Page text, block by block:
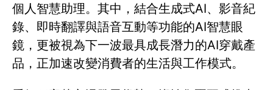
個人智慧助理。其中，結合生成式AI、影音紀
錄、即時翻譯與語音互動等功能的AI智慧眼
鏡，更被視為下一波最具成長潛力的AI穿戴產
品，正加速改變消費者的生活與工作模式。